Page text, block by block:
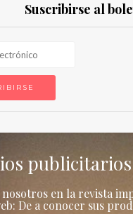
Suscribirse al
nosotros en la revista
De a conocer sus